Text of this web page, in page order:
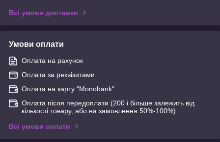
Всі умови доставки
Умови оплати
Оплата на рахунок
Оплата за реквізитами
Оплата на карту "Monobank"
Оплата після передоплати (200 і більше залежить від
кількості товару, або на замовлення 50%-100%)
Всі умови оплати